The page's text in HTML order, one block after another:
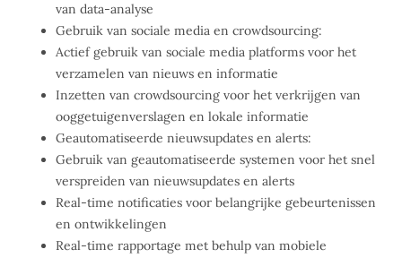
van data-analyse
Gebruik van sociale media en crowdsourcing:
Actief gebruik van sociale media platforms voor het
verzamelen van nieuws en informatie
Inzetten van crowdsourcing voor het verkrijgen van
ooggetuigenverslagen en lokale informatie
Geautomatiseerde nieuwsupdates en alerts:
Gebruik van geautomatiseerde systemen voor het snel
verspreiden van nieuwsupdates en alerts
Real-time notificaties voor belangrijke gebeurtenissen
en ontwikkelingen
Real-time rapportage met behulp van mobiele